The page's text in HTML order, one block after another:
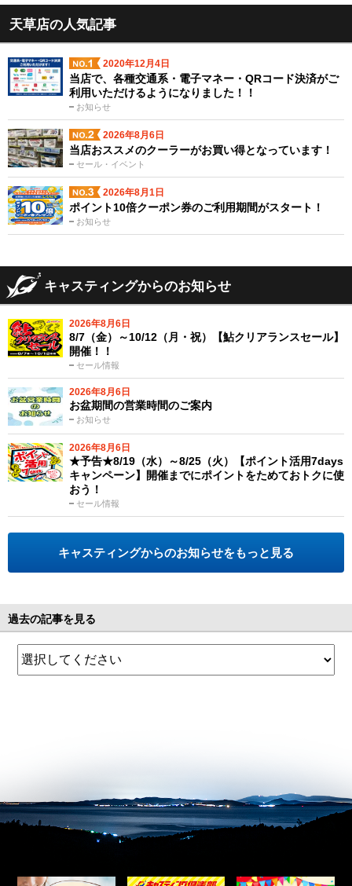
天草店の人気記事
2020年12月4日
お知らせ
当店で、各種交通系・電子マネー・QRコード決済がご
利用いただけるようになりました！！
2026年8月6日
セール・イベント
当店おススメのクーラーがお買い得となっています！
2026年8月1日
お知らせ
ポイント10倍クーポン券のご利用期間がスタート！
キャスティングからのお知らせ
2026年8月6日
セール情報
8/7（金）～10/12（月・祝）【鮎クリアランスセール】
開催！！
2026年8月6日
お知らせ
お盆期間の営業時間のご案内
2026年8月6日
セール情報
★予告★8/19（水）～8/25（火）【ポイント活用7days
キャンペーン】開催までにポイントをためておトクに使
おう！
キャスティングからのお知らせをもっと見る
過去の記事を見る